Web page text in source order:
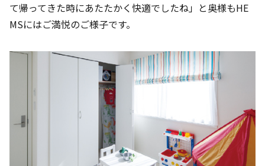
て帰ってきた時にあたたかく快適でしたね」と奥様もHE
MSにはご満悦のご様子です。